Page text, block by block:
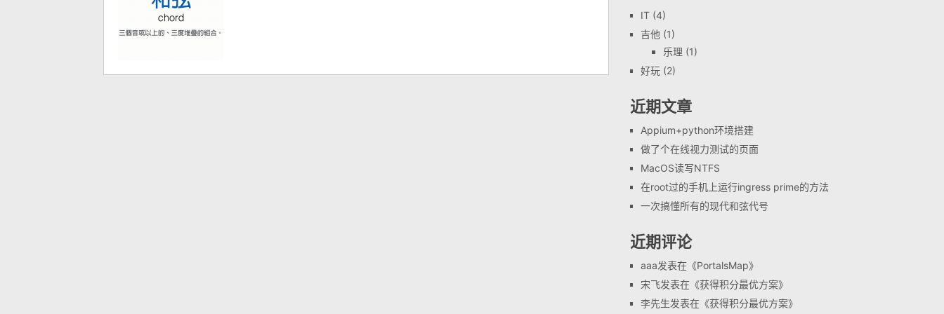
IT (4)
吉他 (1)
乐理 (1)
好玩 (2)
近期文章
Appium+python环境搭建
做了个在线视力测试的页面
MacOS读写NTFS
在root过的手机上运行ingress prime的方法
一次搞懂所有的现代和弦代号
近期评论
aaa发表在《PortalsMap》
宋飞发表在《获得积分最优方案》
李先生发表在《获得积分最优方案》